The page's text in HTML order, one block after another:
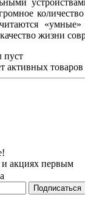
«умные»
жизни
пуст
активных товаров
и акциях первым